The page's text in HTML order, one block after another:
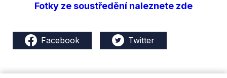
Fotky ze soustředění naleznete zde
Facebook Twitter